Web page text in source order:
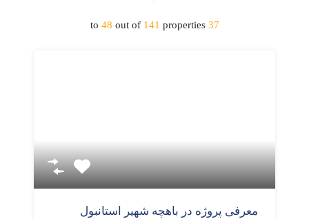
37
to 48 out of 141 properties
معرفی پروژه در باهچه شهیر استانبول